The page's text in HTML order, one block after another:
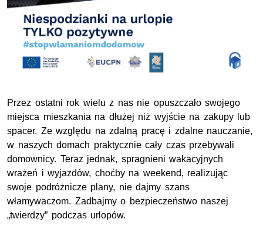
Przez ostatni rok wielu z nas nie opuszczało swojego
miejsca mieszkania na dłużej niż wyjście na zakupy lub
spacer. Ze względu na zdalną pracę i zdalne nauczanie,
w naszych domach praktycznie cały czas przebywali
domownicy. Teraz jednak, spragnieni wakacyjnych
wrażeń i wyjazdów, choćby na weekend, realizując
swoje podróżnicze plany, nie dajmy szans
włamywaczom. Zadbajmy o bezpieczeństwo naszej
„twierdzy” podczas urlopów.